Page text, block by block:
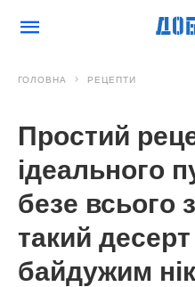
ГОЛОВНА РЕЦЕПТИ
Простий
ідеального
безе всього
такий
байдужим